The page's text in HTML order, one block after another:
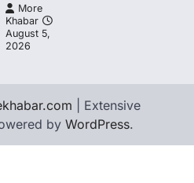
More
Khabar
August 5,
2026
| Extensive
by WordPress.